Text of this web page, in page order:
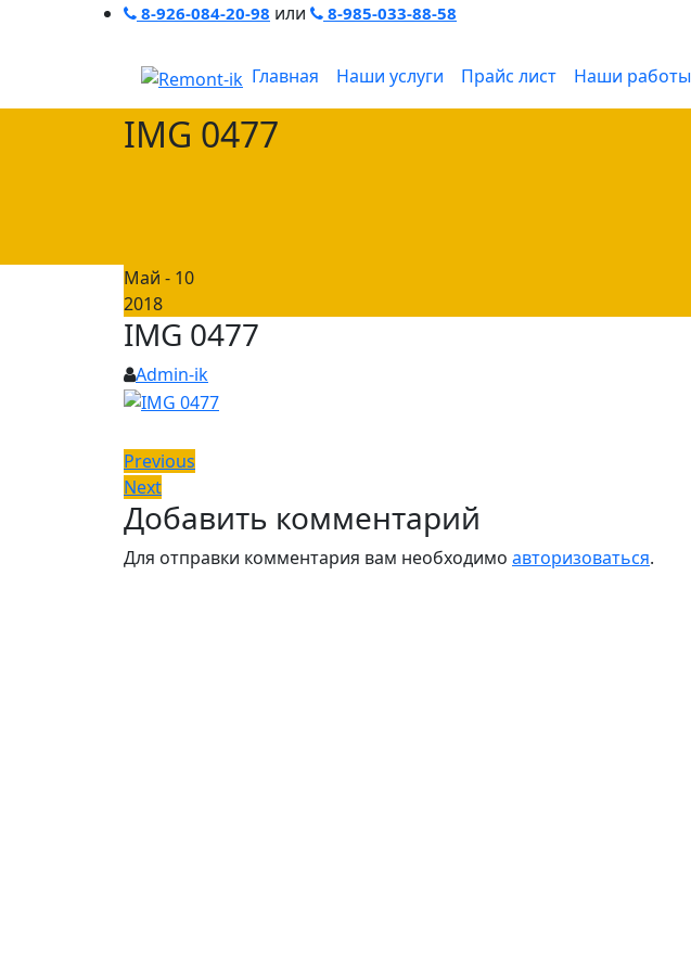
8-926-084-20-98 или 8-985-033-88-58
Главная Наши услуги Прайс лист Наши работы
IMG 0477
Май - 10
2018
IMG 0477
Admin-ik
Навигация
по
записям
Previous
NextNext
post:
Добавить комментарий
Для отправки комментария вам необходимо авторизоваться.